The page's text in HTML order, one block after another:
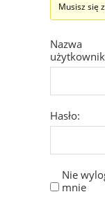
Musisz się
Nazwa
Hasło:
Nie
mnie